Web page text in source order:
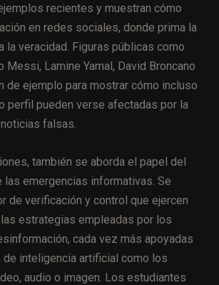
recientes y muestran cómo
en redes sociales, donde prima la
la veracidad. Figuras públicas como
Messi, Lamine Yamal, David Broncano
de ejemplo para mostrar cómo incluso
perfil pueden verse afectadas por la
falsas.
también se aborda el papel del
las emergencias informativas. Se
de verificación y control que ejercen
estrategias empleadas por los
cada vez más apoyadas
de inteligencia artificial como los
audio o imagen. Los estudiantes